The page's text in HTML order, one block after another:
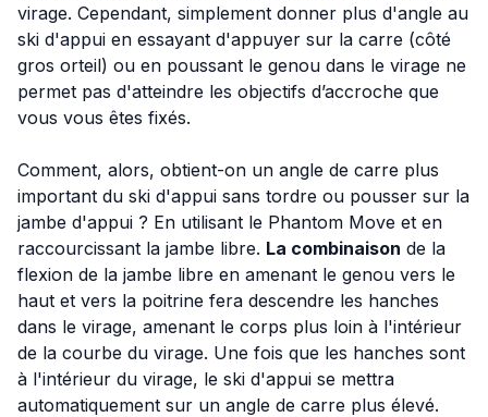
virage. Cependant, simplement donner plus d'angle au
ski d'appui en essayant d'appuyer sur la carre (côté
gros orteil) ou en poussant le genou dans le virage ne
permet pas d'atteindre les objectifs d’accroche que
vous vous êtes fixés.
Comment, alors, obtient-on un angle de carre plus
important du ski d'appui sans tordre ou pousser sur la
jambe d'appui ? En utilisant le Phantom Move et en
raccourcissant la jambe libre. La combinaison de la
flexion de la jambe libre en amenant le genou vers le
haut et vers la poitrine fera descendre les hanches
dans le virage, amenant le corps plus loin à l'intérieur
de la courbe du virage. Une fois que les hanches sont
à l'intérieur du virage, le ski d'appui se mettra
automatiquement sur un angle de carre plus élevé.